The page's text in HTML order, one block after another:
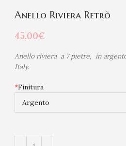
Anello Riviera Retrò
45,00€
Anello riviera a 7 pietre, in
Italy.
*Finitura